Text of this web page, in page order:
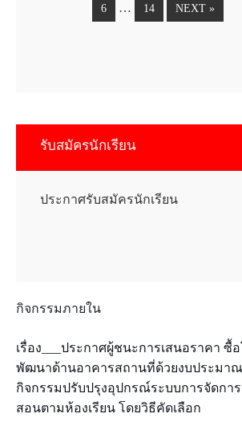
6 … 14 NEXT »
รับสมัครนักเรียน
ประกาศรับสมัครนักเรียน
กิจกรรมภายใน
เรื่อง___ประกาศผู้ชนะการเสนอราคา ซื้
พัฒนาด้านอาคารสถานที่ด้วยงบประมาณ
กิจกรรมปรับปรุงอุปกรณ์ระบบการจัดการ
สอนตามห้องเรียน โดยวิธีคัดเลือก